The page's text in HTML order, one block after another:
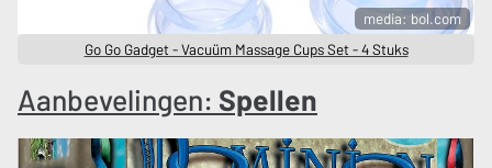
media: bol.com
Go Go Gadget - Vacuüm Massage Cups Set - 4 Stuks
Aanbevelingen: Spellen